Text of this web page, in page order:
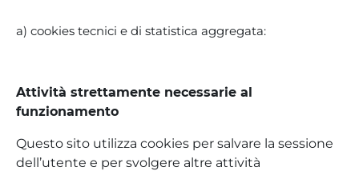
a) cookies tecnici e di statistica aggregata:
Attività strettamente necessarie al
funzionamento
Questo sito utilizza cookies per salvare la sessione
dell’utente e per svolgere altre attività